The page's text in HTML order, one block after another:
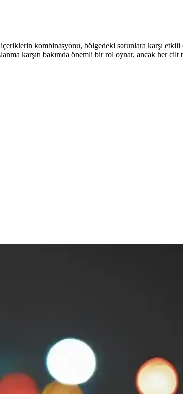
kombinasyonu, bölgedeki sorunlara karşı
karşıtı bakımda önemli bir rol oynar, ancak her
cildi nazikçe arındırır ve yaşlanmayı geciktirir.